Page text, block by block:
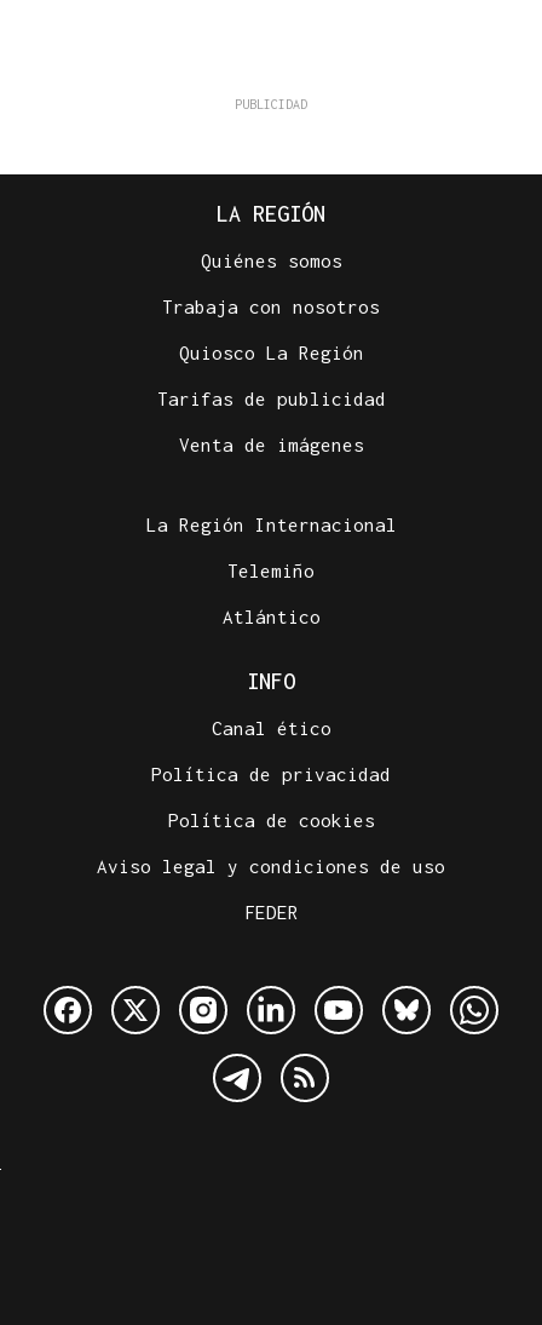
LA REGIÓN
Quiénes somos
Trabaja con nosotros
Quiosco La Región
Tarifas de publicidad
Venta de imágenes
La Región Internacional
Telemiño
Atlántico
INFO
Canal ético
Política de privacidad
Política de cookies
Aviso legal y condiciones de uso
FEDER